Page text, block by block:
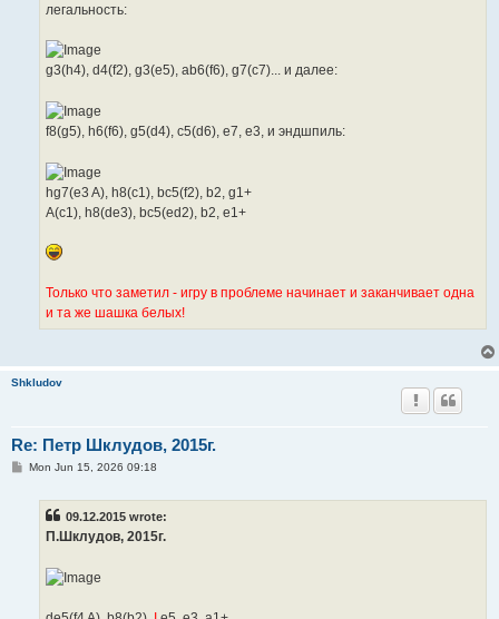
легальность:
g3(h4), d4(f2), g3(e5), ab6(f6), g7(c7)... и далее:
f8(g5), h6(f6), g5(d4), c5(d6), e7, e3, и эндшпиль:
hg7(e3 A), h8(c1), bc5(f2), b2, g1+
A(c1), h8(de3), bc5(ed2), b2, e1+
Только что заметил - игру в проблеме начинает и заканчивает одна
и та же шашка белых!
Shkludov
Re: Петр Шклудов, 2015г.
PMon Jun 15, 2026 09:18
09.12.2015 wrote:
П.Шклудов, 2015г.